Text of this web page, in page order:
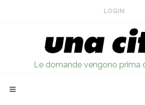
LOGIN
Le domande vengono prima